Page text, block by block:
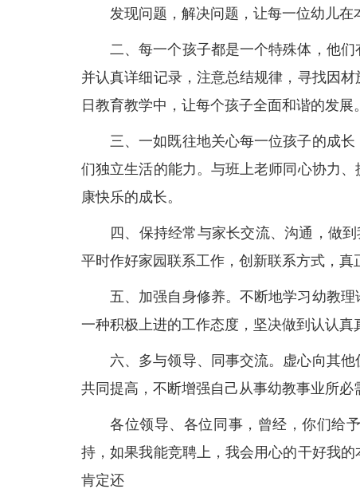
发现问题，解决问题，让每一位幼儿在
二、每一个孩子都是一个特殊体，他
并认真详细记录，注意总结规律，寻找因
日教育教学中，让每个孩子全面和谐的发展。
三、一如既往地关心每一位孩子的成
们独立生活的能力。与班上老师同心协力
康快乐的成长。
四、保持经常与家长交流、沟通，做
平时作好家园联系工作，创新联系方式，真
五、加强自身修养。不断地学习幼教
一种积极上进的工作态度，坚决做到认认真
六、多与领导、同事交流。虚心向其
共同提高，不断增强自己从事幼教事业所必
各位领导、各位同事，曾经，你们给
持，如果我能竞聘上，我会用心的干好我
肯定还